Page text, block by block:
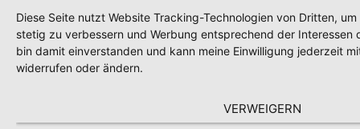
Diese Seite nutzt Website Tracking-Technologien von Dritten,
stetig zu verbessern und Werbung entsprechend der Interessen
bin damit einverstanden und kann meine Einwilligung jederzeit
widerrufen oder ändern.
VERWEIGERN